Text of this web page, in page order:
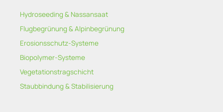
Hydroseeding & Nassansaat
Flugbegrünung & Alpinbegrünung
Erosionsschutz-Systeme
Biopolymer-Systeme
Vegetationstragschicht
Staubbindung & Stabilisierung